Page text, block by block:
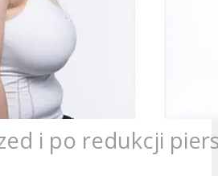
i po redukcji